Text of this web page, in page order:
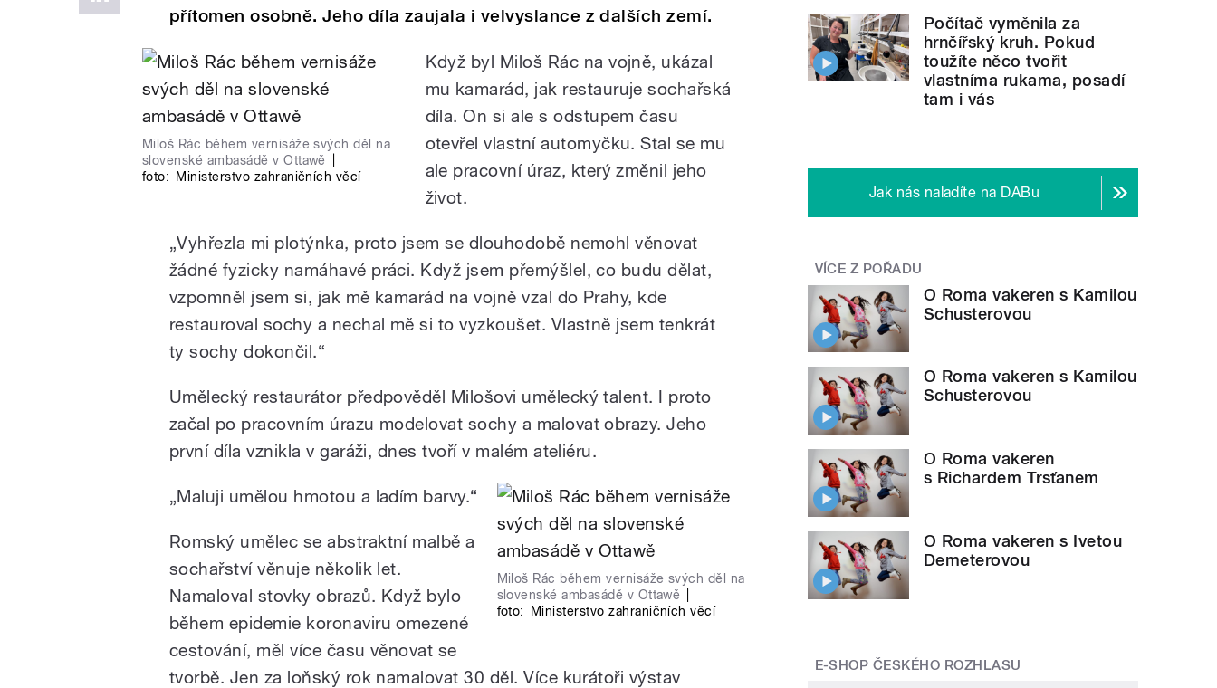
přítomen osobně. Jeho díla zaujala i velvyslance z dalších zemí.
Miloš Rác během vernisáže svých děl na
slovenské ambasádě v Ottawě
foto:
Ministerstvo zahraničních věcí
Když byl Miloš Rác na vojně, ukázal
mu kamarád, jak restauruje sochařská
díla. On si ale s odstupem času
otevřel vlastní automyčku. Stal se mu
ale pracovní úraz, který změnil jeho
život.
„Vyhřezla mi plotýnka, proto jsem se dlouhodobě nemohl věnovat
žádné fyzicky namáhavé práci. Když jsem přemýšlel, co budu dělat,
vzpomněl jsem si, jak mě kamarád na vojně vzal do Prahy, kde
restauroval sochy a nechal mě si to vyzkoušet. Vlastně jsem tenkrát
ty sochy dokončil.“
Umělecký restaurátor předpověděl Milošovi umělecký talent. I proto
začal po pracovním úrazu modelovat sochy a malovat obrazy. Jeho
první díla vznikla v garáži, dnes tvoří v malém ateliéru.
Miloš Rác během vernisáže svých děl na
slovenské ambasádě v Ottawě
foto:
Ministerstvo zahraničních věcí
„Maluji umělou hmotou a ladím barvy.“
Romský umělec se abstraktní malbě a
sochařství věnuje několik let.
Namaloval stovky obrazů. Když bylo
během epidemie koronaviru omezené
cestování, měl více času věnovat se
tvorbě. Jen za loňský rok namalovat 30 děl. Více kurátoři výstav
Počítač vyměnila za
hrnčířský kruh. Pokud
toužíte něco tvořit
vlastníma rukama, posadí
tam i vás
Jak nás naladíte na DABu
VÍCE Z POŘADU
O Roma vakeren s Kamilou
Schusterovou
O Roma vakeren s Kamilou
Schusterovou
O Roma vakeren
s Richardem Trsťanem
O Roma vakeren s Ivetou
Demeterovou
E-SHOP ČESKÉHO ROZHLASU